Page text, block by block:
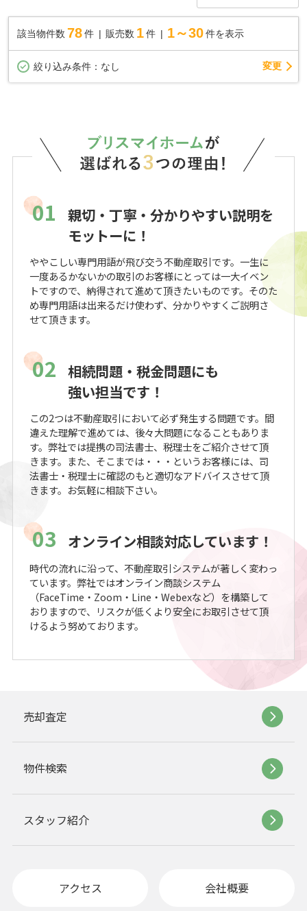
該当物件数 78件 販売数 1 件 1～30 件を表示
絞り込み条件： なし 変更
01
親切・丁寧・分かりやすい説明を
モットーに！
ややこしい専門用語が飛び交う不動産取引です。一生に
一度あるかないかの取引のお客様にとっては一大イベン
トですので、納得されて進めて頂きたいものです。そのた
め専門用語は出来るだけ使わず、分かりやすくご説明さ
せて頂きます。
02 相続問題・税金問題にも
強い担当です！
この2つは不動産取引において必ず発生する問題です。間
違えた理解で進めては、後々大問題になることもありま
す。弊社では提携の司法書士、税理士をご紹介させて頂
きます。また、そこまでは・・・というお客様には、司
法書士・税理士に確認のもと適切なアドバイスさせて頂
きます。お気軽に相談下さい。
03 オンライン相談対応しています！
時代の流れに沿って、不動産取引システムが著しく変わっ
ています。弊社ではオンライン商談システム
（FaceTime・Zoom・Line・Webexなど）を構築して
おりますので、リスクが低くより安全にお取引させて頂
けるよう努めております。
売却査定
物件検索
スタッフ紹介
アクセス 会社概要